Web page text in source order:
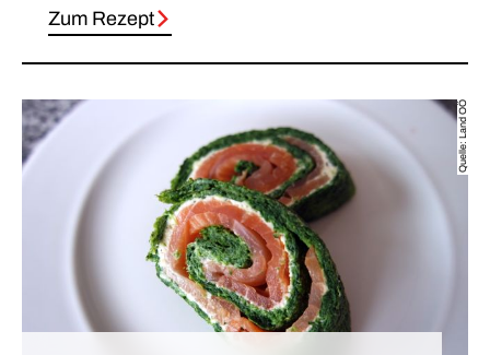
Zum Rezept
Quelle: Land OÖ